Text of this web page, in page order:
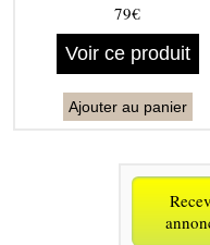
79€
Voir ce produit
Ajouter au panier